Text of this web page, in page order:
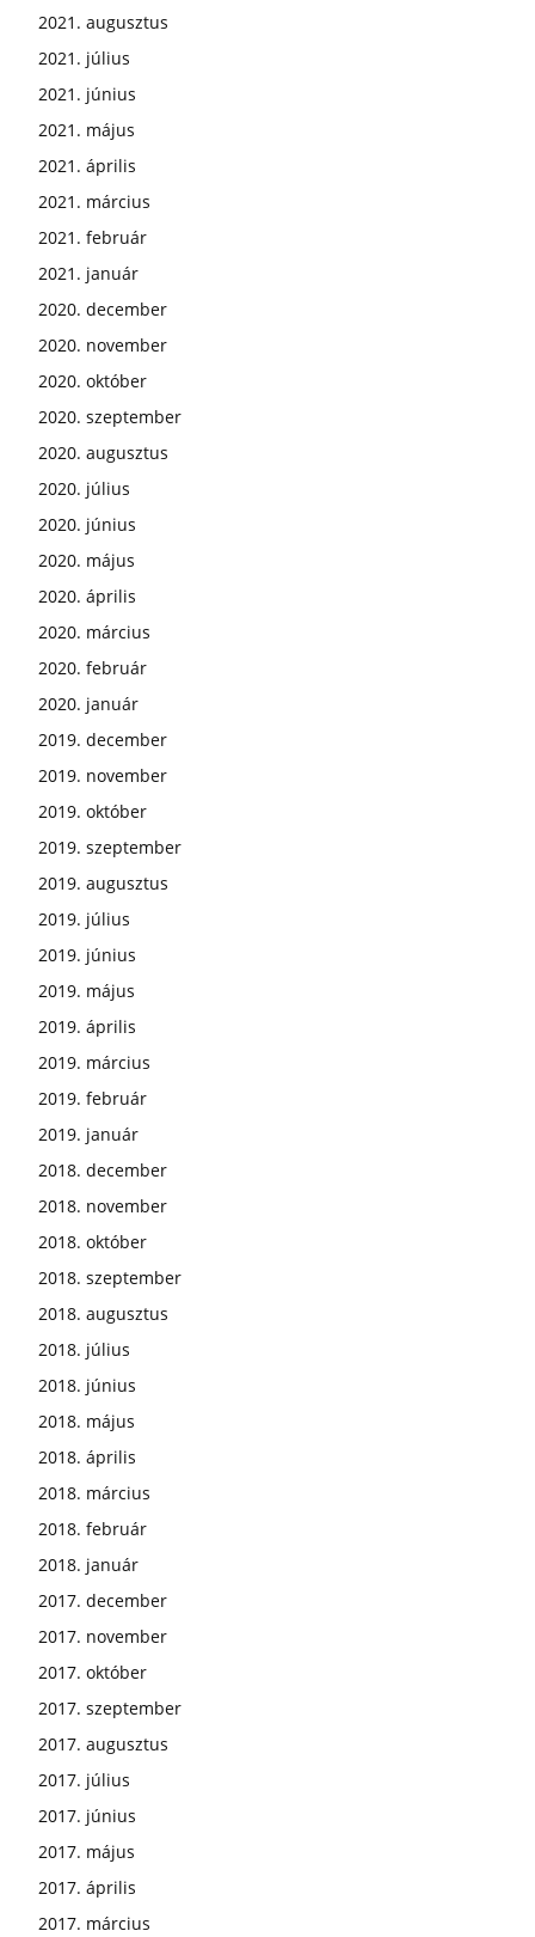
2021. augusztus
2021. július
2021. június
2021. május
2021. április
2021. március
2021. február
2021. január
2020. december
2020. november
2020. október
2020. szeptember
2020. augusztus
2020. július
2020. június
2020. május
2020. április
2020. március
2020. február
2020. január
2019. december
2019. november
2019. október
2019. szeptember
2019. augusztus
2019. július
2019. június
2019. május
2019. április
2019. március
2019. február
2019. január
2018. december
2018. november
2018. október
2018. szeptember
2018. augusztus
2018. július
2018. június
2018. május
2018. április
2018. március
2018. február
2018. január
2017. december
2017. november
2017. október
2017. szeptember
2017. augusztus
2017. július
2017. június
2017. május
2017. április
2017. március